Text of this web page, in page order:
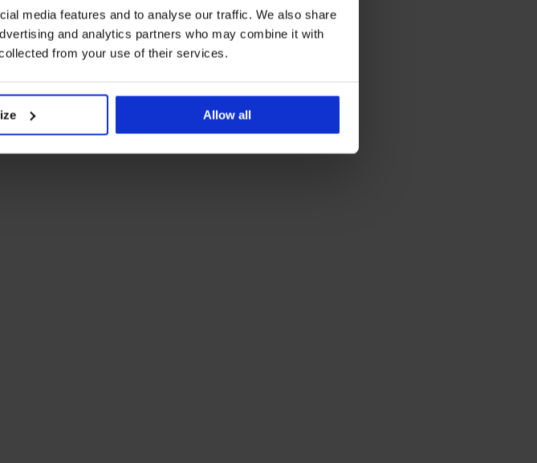
media features and to analyse our traffic. We also share
and analytics partners who may combine it with
from your use of their services.
Allow all